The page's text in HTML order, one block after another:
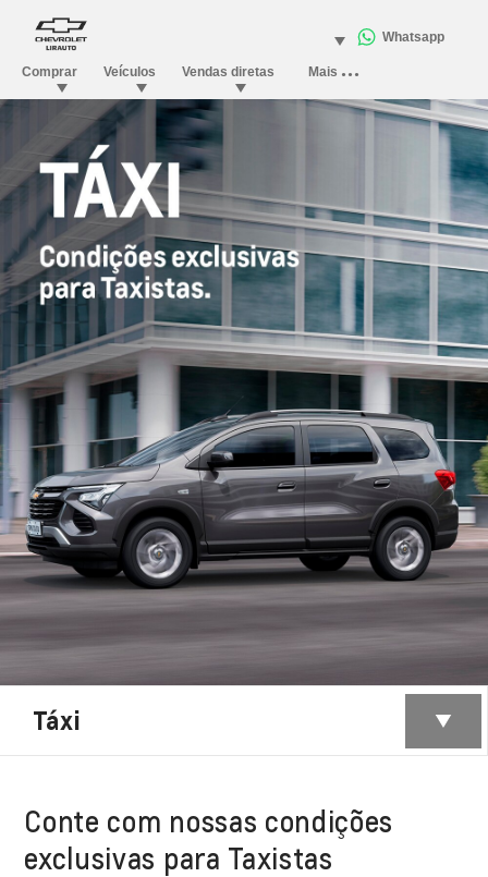
Táxi
Conte com nossas condições
exclusivas para Taxistas